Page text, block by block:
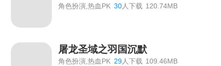
《龙域世界》线下返利
角色扮演,热血PK 30人下载 120.74MB
屠龙圣域之羽国沉默
角色扮演,热血PK 29人下载 109.46MB